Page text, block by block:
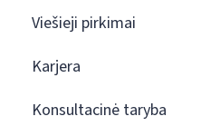
Viešieji pirkimai
Karjera
Konsultacinė taryba